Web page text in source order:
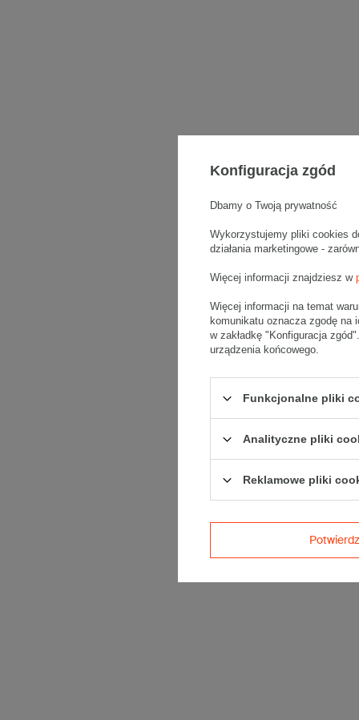
Konfiguracja zgód
Dbamy o Twoją prywatność
Wykorzystujemy pliki cookies
działania marketingowe -
Więcej informacji znajdziesz w
Więcej informacji na temat
komunikatu oznacza zgodę na
w zakładkę "Konfiguracja
urządzenia końcowego.
Funkcjonalne pliki
Analityczne pliki
Reklamowe pliki